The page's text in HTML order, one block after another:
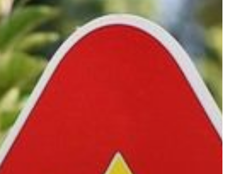
KIEMELT
LÁTVÁNYOSSÁGOK
GYÖNGYÖS
VÁROS
ÉRTÉKTÁRA
VÁROSUNKRÓL
LAKOSSÁGI
INFORMÁCIÓK